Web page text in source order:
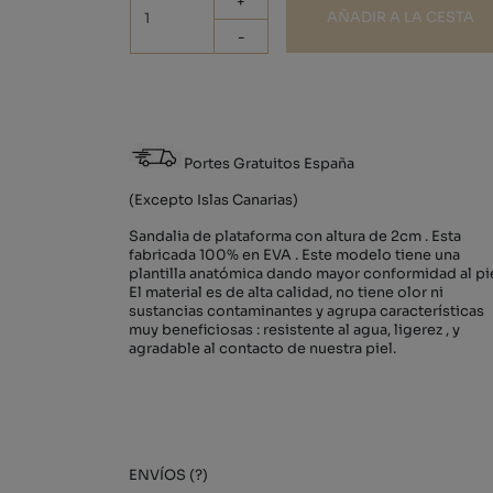
-
AÑADIR A LA CESTA
Portes Gratuitos España
(Excepto Islas Canarias)
Sandalia de plataforma con altura de 2cm . Esta
fabricada 100% en EVA . Este modelo tiene una
plantilla anatómica dando mayor conformidad al
El material es de alta calidad, no tiene olor ni
sustancias contaminantes y agrupa características
muy beneficiosas : resistente al agua, ligerez , y
agradable al contacto de nuestra piel.
ENVÍOS (?)